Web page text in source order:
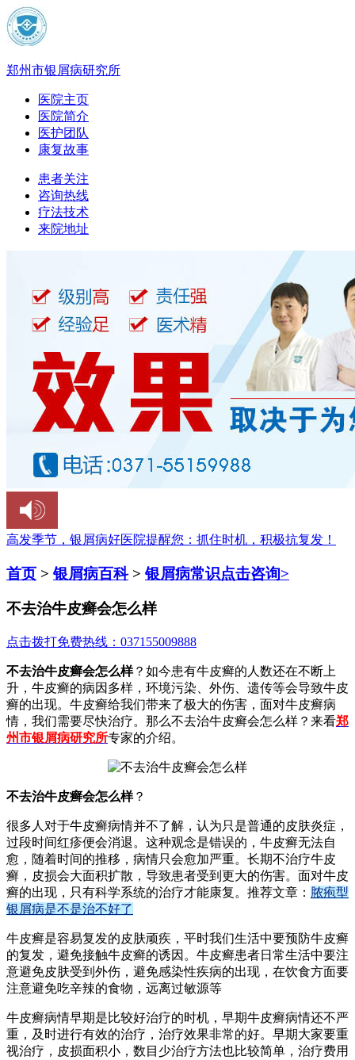
郑州市银屑病研究所
医院主页
医院简介
医护团队
康复故事
患者关注
咨询热线
疗法技术
来院地址
高发季节，银屑病好医院提醒您： 抓住时机，积极抗复发！
首页 >银屑病百科>银屑病常识点击咨询>
不去治牛皮癣会怎么样
点击拨打免费热线：037155009888
不去治牛皮癣会怎么样？如今患有牛皮癣的人数还在不断上
升，牛皮癣的病因多样，环境污染、外伤、遗传等会导致牛皮
癣的出现。牛皮癣给我们带来了极大的伤害，面对牛皮癣病
情，我们需要尽快治疗。那么不去治牛皮癣会怎么样？来看郑
州市银屑病研究所专家的介绍。
不去治牛皮癣会怎么样？
很多人对于牛皮癣病情并不了解，认为只是普通的皮肤炎症，
过段时间红疹便会消退。这种观念是错误的，牛皮癣无法自
愈，随着时间的推移，病情只会愈加严重。长期不治疗牛皮
癣，皮损会大面积扩散，导致患者受到更大的伤害。面对牛皮
癣的出现，只有科学系统的治疗才能康复。推荐文章： 脓疱型
银屑病是不是治不好了
牛皮癣是容易复发的皮肤顽疾，平时我们生活中要预防牛皮癣
的复发，避免接触牛皮癣的诱因。牛皮癣患者日常生活中要注
意避免皮肤受到外伤，避免感染性疾病的出现，在饮食方面要
注意避免吃辛辣的食物，远离过敏源等
牛皮癣病情早期是比较好治疗的时机，早期牛皮癣病情还不严
重，及时进行有效的治疗，治疗效果非常的好。早期大家要重
视治疗，皮损面积小，数目少治疗方法也比较简单，治疗费用